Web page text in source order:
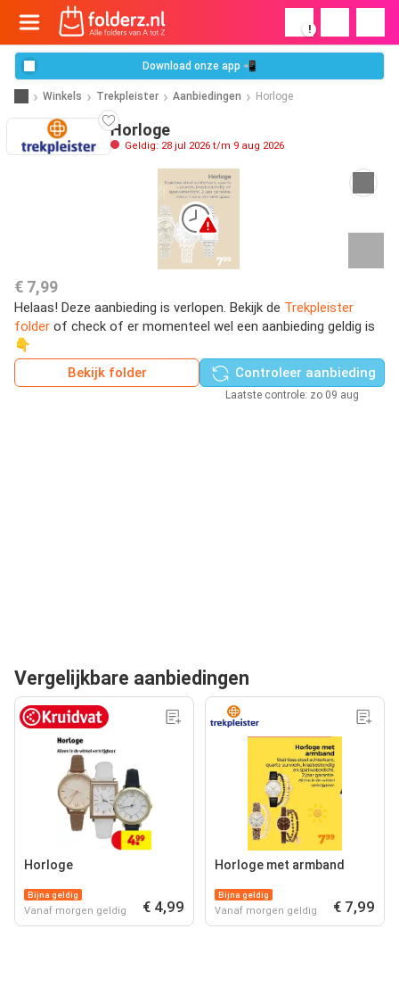
!
Download onze app 📲
Winkels Trekpleister Aanbiedingen Horloge
Horloge
Geldig: 28 jul 2026 t/m 9 aug 2026
€ 7,99
Helaas! Deze aanbieding is verlopen. Bekijk de Trekpleister
folder of check of er momenteel wel een aanbieding geldig is
👇
Bekijk folder
Controleer aanbieding
Laatste controle: zo 09 aug
Vergelijkbare aanbiedingen
Horloge
Bijna geldig
Vanaf morgen geldig € 4,99
Horloge met armband
Bijna geldig
Vanaf morgen geldig € 7,99